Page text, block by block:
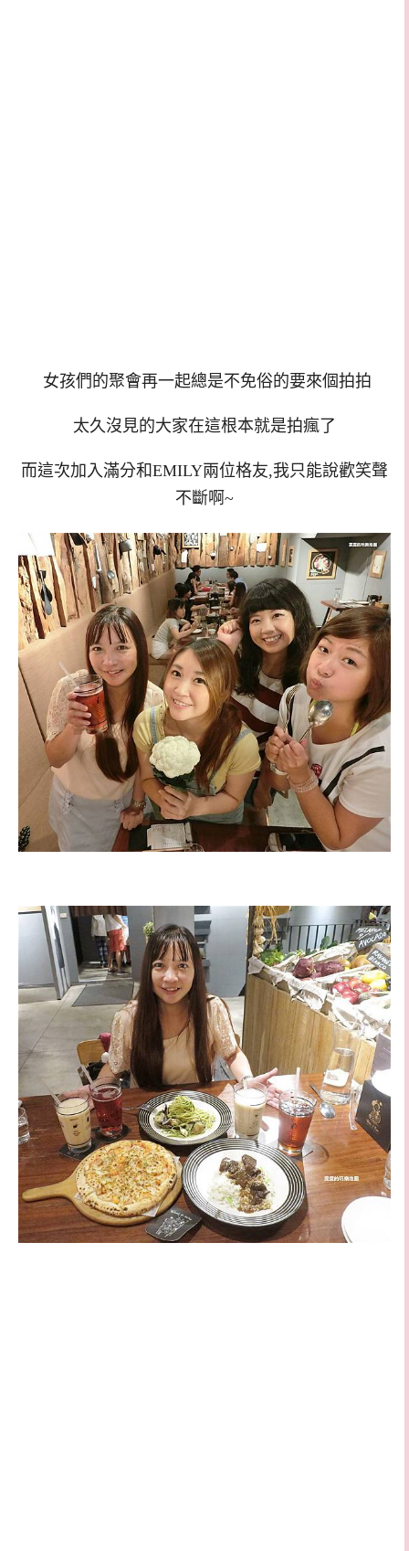
女孩們的聚會再一起總是不免俗的要來個拍拍
太久沒見的大家在這根本就是拍瘋了
而這次加入滿分和EMILY兩位格友,我只能說歡笑聲
不斷啊~